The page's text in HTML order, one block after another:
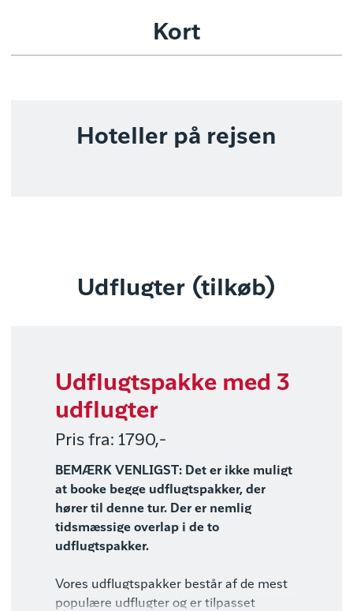
Kort
Hoteller på rejsen
Udflugter (tilkøb)
Udflugtspakke med 3
udflugter
Pris fra: 1790,-
BEMÆRK VENLIGST: Det er ikke muligt
at booke begge udflugtspakker, der
hører til denne tur. Der er nemlig
tidsmæssige overlap i de to
udflugtspakker.
Vores udflugtspakker består af de mest
populære udflugter og er tilpasset